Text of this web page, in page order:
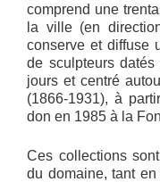
comprend une
la ville (en
conserve et diffuse
de sculpteurs
jours et centré
(1866-1931), à
don en 1985 à la
Ces collections
du domaine, tant en